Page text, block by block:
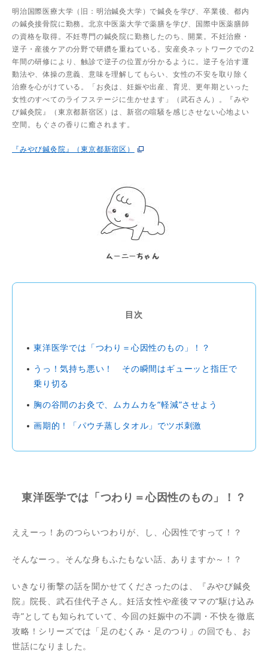
明治国際医療大学（旧：明治鍼灸大学）で鍼灸を学び、卒業後、都内
の鍼灸接骨院に勤務。北京中医薬大学で薬膳を学び、国際中医薬膳師
の資格を取得。不妊専門の鍼灸院に勤務したのち、開業。不妊治療・
逆子・産後ケアの分野で研鑽を重ねている。安産灸ネットワークでの2
年間の研修により、触診で逆子の位置が分かるように。逆子を治す運
動法や、体操の意義、意味を理解してもらい、女性の不安を取り除く
治療を心がけている。「お灸は、妊娠や出産、育児、更年期といった
女性のすべてのライフステージに生かせます」（武石さん）。『みや
び鍼灸院』（東京都新宿区）は、新宿の喧騒を感じさせない心地よい
空間。もぐさの香りに癒されます。
『みやび鍼灸院』（東京都新宿区）
目次
東洋医学では「つわり＝心因性のもの」！？
うっ！気持ち悪い！ その瞬間はギューッと指圧で
乗り切る
胸の谷間のお灸で、ムカムカを“軽減”させよう
画期的！「パウチ蒸しタオル」でツボ刺激
東洋医学では「つわり＝心因性のもの」！？
ええーっ！あのつらいつわりが、し、心因性ですって！？
そんなーっ。そんな身もふたもない話、ありますか～！？
いきなり衝撃の話を聞かせてくださったのは、『みやび鍼灸
院』院長、武石佳代子さん。妊活女性や産後ママの“駆け込み
寺”としても知られていて、今回の妊娠中の不調・不快を徹底
攻略！シリーズでは「足のむくみ・足のつり」の回でも、お
世話になりました。